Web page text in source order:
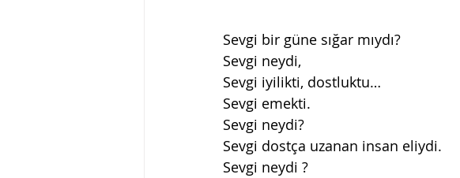
Sevgi bir güne sığar mıydı?
Sevgi neydi,
Sevgi iyilikti, dostluktu…
Sevgi emekti.
Sevgi neydi?
Sevgi dostça uzanan insan eliydi.
Sevgi neydi ?